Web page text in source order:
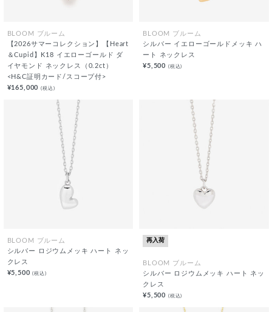
BLOOM ブルーム
【2026サマーコレクション】【Heart
＆Cupid】K18 イエローゴールド ダ
イヤモンド ネックレス（0.2ct）
<H&C証明カード/スコープ付>
¥165,000(税込)
BLOOM ブルーム
シルバー イエローゴールドメッキ ハ
ート ネックレス
¥5,500 (税込)
BLOOM ブルーム
シルバー ロジウムメッキ ハート ネッ
クレス
¥5,500(税込)
再入荷
BLOOM ブルーム
シルバー ロジウムメッキ ハート ネッ
クレス
¥5,500 (税込)